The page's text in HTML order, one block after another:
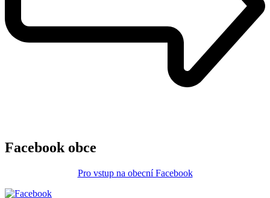
Facebook obce
Pro vstup na obecní Facebook